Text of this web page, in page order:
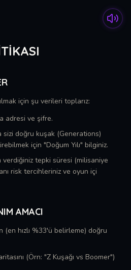
için şu verileri toplarız:
adresi ve şifre.
sizi doğru kuşak (Generations)
için "Doğum Yılı" bilginiz.
verdiğiniz tepki süresi (milisaniye
risk tercihleriniz ve oyun içi
AMACI
hızlı %33'ü belirleme) doğru
(Örn: "Z Kuşağı vs Boomer")